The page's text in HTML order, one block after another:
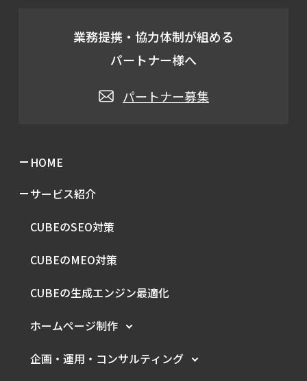
業務提携・協力体制が組める
パートナー様へ
パートナー募集
HOME
サービス紹介
CUBEのSEO対策
CUBEのMEO対策
CUBEの生成エンジン最適化
ホームページ制作
企画・運用・ コンサルティング